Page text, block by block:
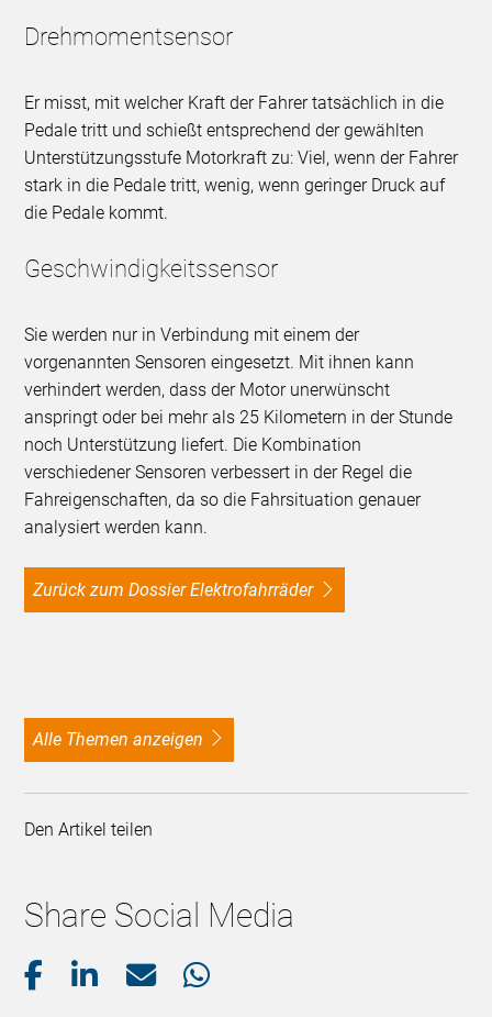
Drehmomentsensor
Er misst, mit welcher Kraft der Fahrer tatsächlich in die
Pedale tritt und schießt entsprechend der gewählten
Unterstützungsstufe Motorkraft zu: Viel, wenn der Fahrer
stark in die Pedale tritt, wenig, wenn geringer Druck auf
die Pedale kommt.
Geschwindigkeitssensor
Sie werden nur in Verbindung mit einem der
vorgenannten Sensoren eingesetzt. Mit ihnen kann
verhindert werden, dass der Motor unerwünscht
anspringt oder bei mehr als 25 Kilometern in der Stunde
noch Unterstützung liefert. Die Kombination
verschiedener Sensoren verbessert in der Regel die
Fahreigenschaften, da so die Fahrsituation genauer
analysiert werden kann.
Zurück zum Dossier Elektrofahrräder
alle Themen anzeigen
Den Artikel teilen
Share Social Media